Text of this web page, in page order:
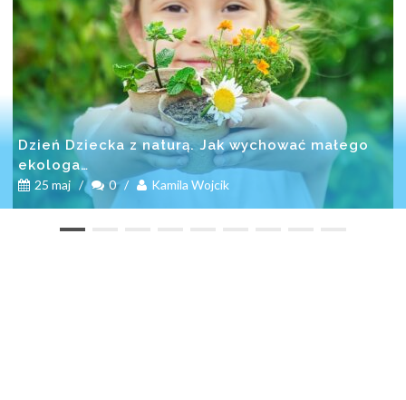
Dzień Dziecka z naturą. Jak wychować małego
ekologa…
25 maj / 0 / Kamila Wojcik